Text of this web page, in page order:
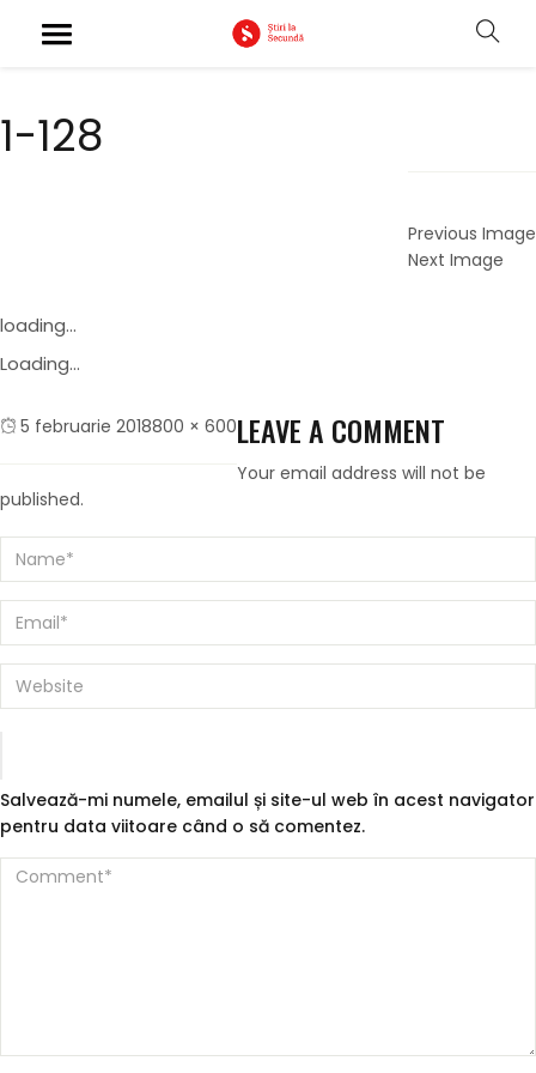
1-128
Previous Image
Next Image
loading...
Loading...
Posted
5 februarie 2018Full
800 × 600LEAVE A COMMENT
Your email address will not be
published.
Salvează-mi numele, emailul și site-ul web în acest navigator
pentru data viitoare când o să comentez.